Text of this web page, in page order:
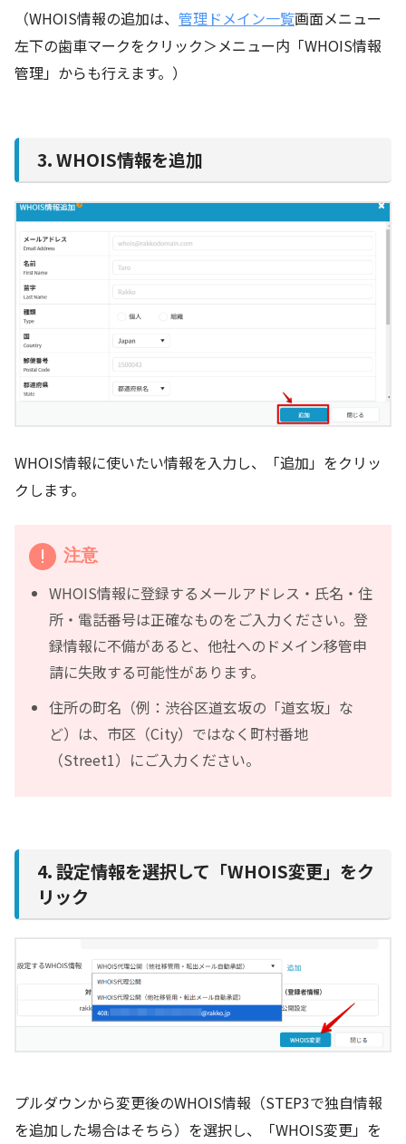
（WHOIS情報の追加は、 管理ドメイン一覧画面メニュー
左下の歯車マークをクリック＞メニュー内「WHOIS情報
管理」からも行えます。）
3. WHOIS情報を追加
WHOIS情報に使いたい情報を入力し、「追加」をクリッ
クします。
注意
WHOIS情報に登録するメールアドレス・氏名・住
所・電話番号は正確なものをご入力ください。登
録情報に不備があると、他社へのドメイン移管申
請に失敗する可能性があります。
住所の町名（例：渋谷区道玄坂の「道玄坂」な
ど）は、市区（City）ではなく町村番地
（Street1）にご入力ください。
4. 設定情報を選択して「WHOIS変更」をク
リック
プルダウンから変更後のWHOIS情報（STEP3で独自情報
を追加した場合はそちら）を選択し、「WHOIS変更」を